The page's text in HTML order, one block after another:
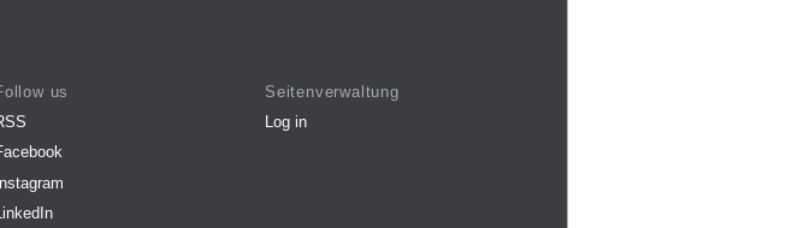
us
Seitenverwaltung
Log in